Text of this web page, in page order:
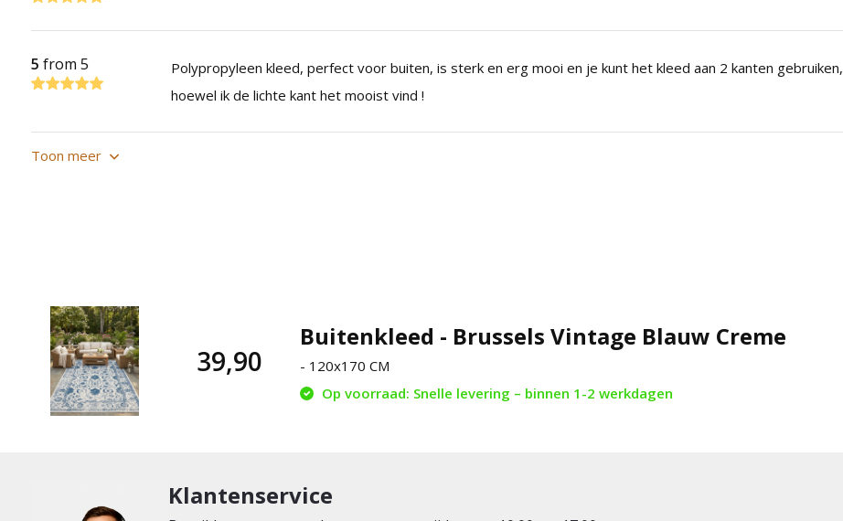
5 from 5
Polypropyleen kleed, perfect voor buiten, is sterk en erg mooi en je kunt het kleed aan 2 kanten gebruiken,
hoewel ik de lichte kant het mooist vind !
Toon meer
39,90
Buitenkleed - Brussels Vintage Blauw Creme
- 120x170 CM
Op voorraad: Snelle levering – binnen 1-2 werkdagen
Klantenservice